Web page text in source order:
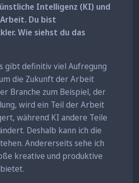
Intelligenz (KI) und
Du bist
Wie siehst du das
gibt definitiv viel Aufregung
die Zukunft der Arbeit
Branche zum Beispiel, der
wird ein Teil der Arbeit
während KI andere Teile
Deshalb kann ich die
Andererseits sehe ich
kreative und produktive